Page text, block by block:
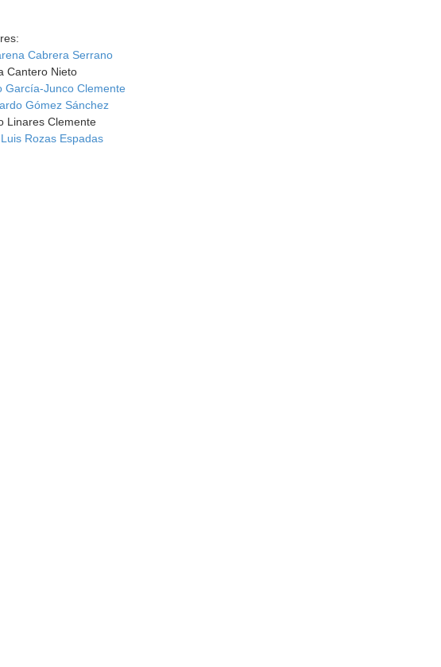
Cabrera Serrano
Cantero Nieto
García-Junco Clemente
Gómez Sánchez
Linares Clemente
Rozas Espadas